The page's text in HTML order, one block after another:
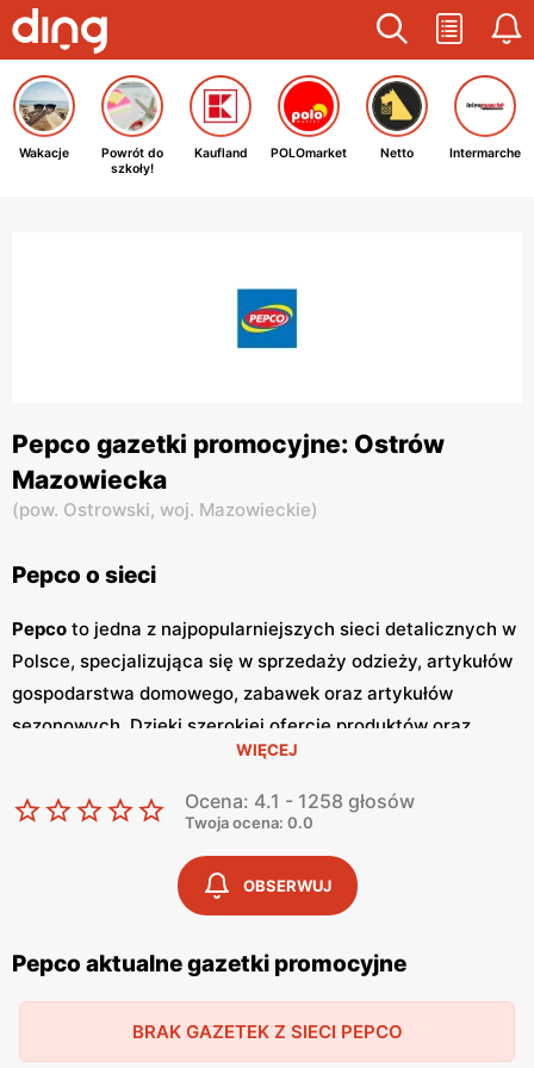
Wakacje
Powrót do
szkoły!
Kaufland POLOmarket Netto Intermarche
Pepco gazetki promocyjne: Ostrów
Mazowiecka
(pow. Ostrowski, woj. Mazowieckie)
Pepco o sieci
Pepco to jedna z najpopularniejszych sieci detalicznych w
Polsce, specjalizująca się w sprzedaży odzieży, artykułów
gospodarstwa domowego, zabawek oraz artykułów
sezonowych. Dzięki szerokiej ofercie produktów oraz
Pepcozdobyło zaufanie milionów
klientów w kraju. Główną zaletą tej sieci jest dbałość o
zapewnienieniskich cen, co sprawia, że zakupy w
są dostępne dla szerokiej grupy odbiorców. Jednym z
kluczowych elementów strategii marketingowej
regularnie wydawanegazetki promocyjne
publikowane co dwa tygodnie, a każda z nich zawiera
bogaty wybór produktów w obniżonych cenach. Dzięki
i okazjami, co pozwala im na planowanie
WIĘCEJ
Ocena: 4.1 - 1258 głosów
Twoja ocena: 0.0
OBSERWUJ
Pepco aktualne gazetki promocyjne
BRAK GAZETEK Z SIECI PEPCO